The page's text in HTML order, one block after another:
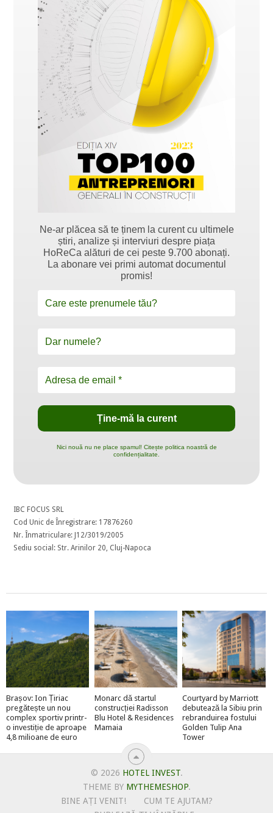
Ne-ar plăcea să te ținem la curent cu ultimele
știri, analize și interviuri despre piața
HoReCa alături de cei peste 9.700 abonați.
La abonare vei primi automat documentul
promis!
Nici nouă nu ne place spamul! Citește politica noastră de
confidențialitate.
IBC FOCUS SRL
Cod Unic de Înregistrare: 17876260
Nr. Înmatriculare: J12/3019/2005
Sediu social: Str. Arinilor 20, Cluj-Napoca
Brașov: Ion Țiriac
pregătește un nou
complex sportiv printr-
o investiție de aproape
4,8 milioane de euro
Monarc dă startul
construcției Radisson
Blu Hotel & Residences
Mamaia
Courtyard by Marriott
debutează la Sibiu prin
rebranduirea fostului
Golden Tulip Ana
Tower
© 2026 HOTEL INVEST.
THEME BY MYTHEMESHOP.
BINE AȚI VENIT!
CUM TE AJUTAM?